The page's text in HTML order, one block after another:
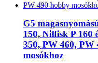
G5
150, Nilfisk P 160
350, PW 460, PW
mosókhoz